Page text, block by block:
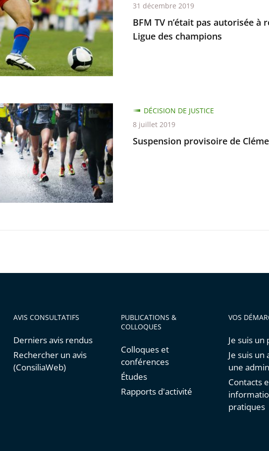
BFM TV n’était pas autorisée
Ligue des champions
31 décembre 2019
Suspension provisoire de
DÉCISION DE JUSTICE
8 juillet 2019
AVIS CONSULTATIFS
Derniers avis rendus
Rechercher un avis
(ConsiliaWeb)
PUBLICATIONS &
COLLOQUES
Colloques et
conférences
Études
Rapports d'activité
VOS
Je suis
Je suis un
une
Contacts
pratiques